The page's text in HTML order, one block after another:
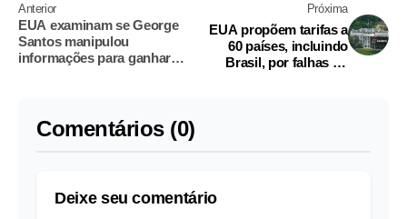
Anterior
EUA examinam se George
Santos manipulou
informações para ganhar
Próxima
EUA propõem tarifas a
60 países, incluindo
Brasil, por falhas no
Comentários (0)
Deixe seu comentário